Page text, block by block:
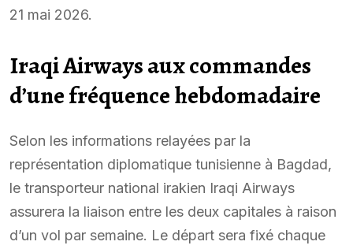
21 mai 2026.
Iraqi Airways aux commandes
d’une fréquence hebdomadaire
Selon les informations relayées par la
représentation diplomatique tunisienne à Bagdad,
le transporteur national irakien Iraqi Airways
assurera la liaison entre les deux capitales à raison
d’un vol par semaine. Le départ sera fixé chaque